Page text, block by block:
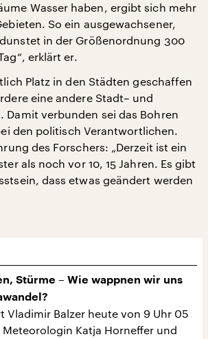
Wasser haben, ergibt sich mehr
So ein ausgewachsener,
in der Größenordnung 300
erklärt er.
Platz in den Städten geschaffen
eine andere Stadt– und
Damit verbunden sei das Bohren
den politisch Verantwortlichen.
des Forschers: „Derzeit ist ein
als noch vor 10, 15 Jahren. Es gibt
dass etwas geändert werden
Stürme – Wie wappnen wir uns
Vladimir Balzer heute von 9 Uhr 05
Meteorologin Katja Horneffer und